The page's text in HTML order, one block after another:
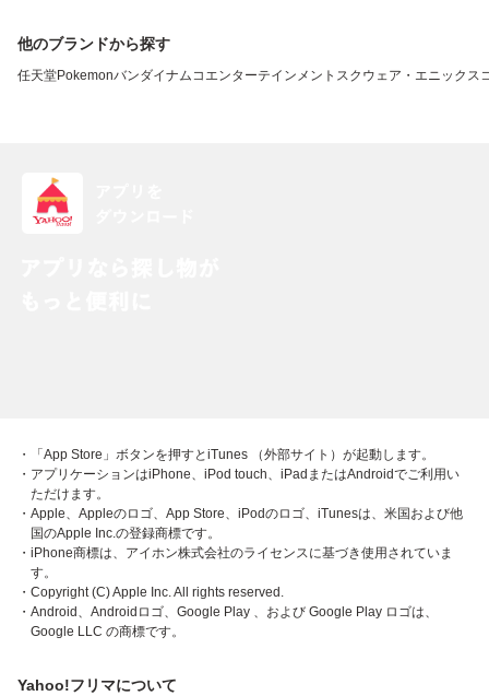
他のブランドから探す
任天堂Pokemonバンダイナムコエンターテインメント スクウェア・エニックス
・「App Store」ボタンを押すとiTunes （外部サイト）が起動します。
・アプリケーションはiPhone、iPod touch、iPadまたはAndroidでご利用い
ただけます。
・Apple、Appleのロゴ、App Store、iPodのロゴ、iTunesは、米国および他
国のApple Inc.の登録商標です。
・iPhone商標は、アイホン株式会社のライセンスに基づき使用されていま
す。
・Copyright (C) Apple Inc. All rights reserved.
・Android、Androidロゴ、Google Play 、および Google Play ロゴは、
Google LLC の商標です。
Yahoo!フリマについて